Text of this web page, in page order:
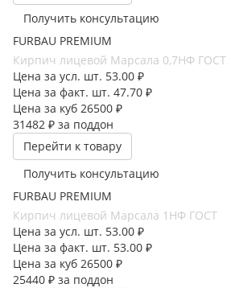
Получить консультацию
FURBAU PREMIUM
Кирпич лицевой Марсала 0,7НФ ГОСТ
Цена за усл. шт. 53.00 ₽
Цена за факт. шт. 47.70 ₽
Цена за куб 26500 ₽
31482 ₽ за поддон
Перейти к товару
Получить консультацию
FURBAU PREMIUM
Кирпич лицевой Марсала 1НФ ГОСТ
Цена за усл. шт. 53.00 ₽
Цена за факт. шт. 53.00 ₽
Цена за куб 26500 ₽
25440 ₽ за поддон